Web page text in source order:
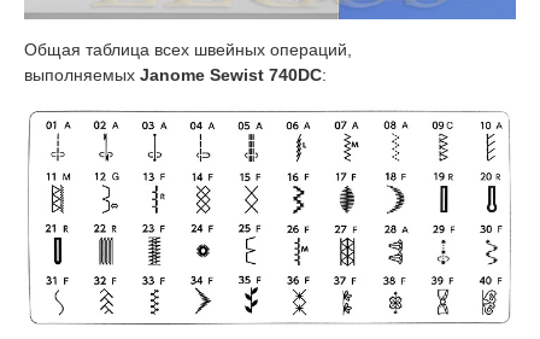
Общая таблица всех швейных операций,
выполняемых Janome Sewist 740DC: